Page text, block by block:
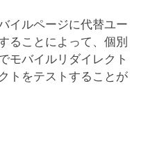
イルページに代替ユー
ることによって、個別
モバイルリダイレクト
トをテストすることが